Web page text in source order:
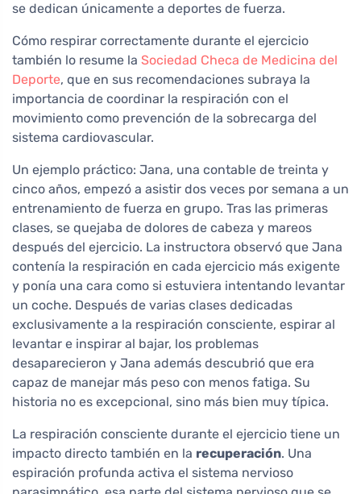
se dedican únicamente a deportes de fuerza.
Cómo respirar correctamente durante el ejercicio
también lo resume la Sociedad Checa de Medicina del
Deporte, que en sus recomendaciones subraya la
importancia de coordinar la respiración con el
movimiento como prevención de la sobrecarga del
sistema cardiovascular.
Un ejemplo práctico: Jana, una contable de treinta y
cinco años, empezó a asistir dos veces por semana a un
entrenamiento de fuerza en grupo. Tras las primeras
clases, se quejaba de dolores de cabeza y mareos
después del ejercicio. La instructora observó que Jana
contenía la respiración en cada ejercicio más exigente
y ponía una cara como si estuviera intentando levantar
un coche. Después de varias clases dedicadas
exclusivamente a la respiración consciente, espirar al
levantar e inspirar al bajar, los problemas
desaparecieron y Jana además descubrió que era
capaz de manejar más peso con menos fatiga. Su
historia no es excepcional, sino más bien muy típica.
La respiración consciente durante el ejercicio tiene un
impacto directo también en la recuperación. Una
espiración profunda activa el sistema nervioso